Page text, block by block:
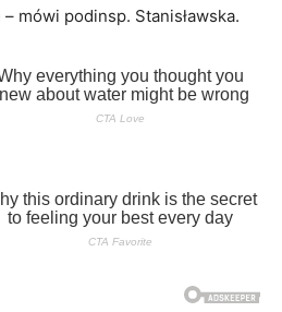
mówi podinsp. Stanisławska.